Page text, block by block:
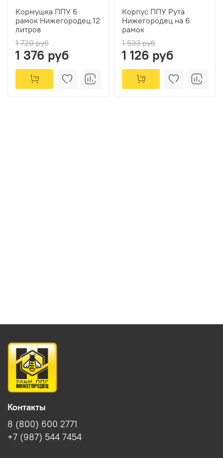
Кормушка ППУ 6
рамок Нижегородец 12
литров
1 720 руб
1 376 руб
Корпус ППУ Рута
Нижегородец на 6
рамок
1 533 руб
1 126 руб
Контакты
8 (800) 600 2771
+7 (987) 544 7454